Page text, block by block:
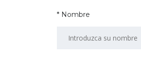
* Nombre